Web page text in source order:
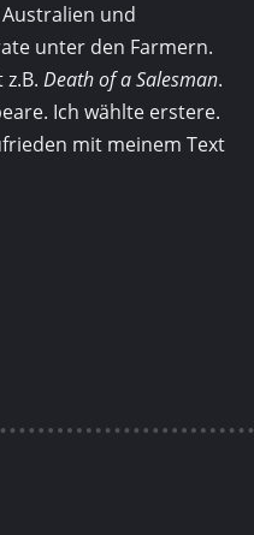
und
unter den Farmern.
Death of a Salesman.
Ich wählte erstere.
mit meinem Text